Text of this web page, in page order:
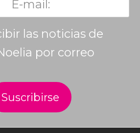
las noticias de
por correo